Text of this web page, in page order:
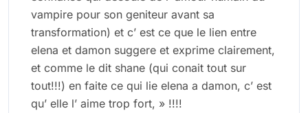
vampire pour son geniteur avant sa
transformation) et c’ est ce que le lien entre
elena et damon suggere et exprime clairement,
et comme le dit shane (qui conait tout sur
tout!!!) en faite ce qui lie elena a damon, c’ est
qu’ elle l’ aime trop fort, » !!!!